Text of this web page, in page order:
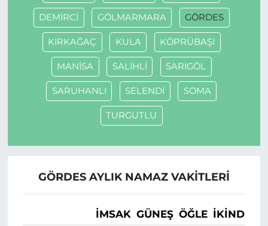
DEMİRCİ GÖLMARMARA GÖRDES
KIRKAĞAÇ KULA KÖPRÜBAŞI
MANİSA SALİHLİ SARIGÖL
SARUHANLI SELENDİ SOMA
TURGUTLU
GÖRDES AYLIK NAMAZ VAKITLERI
İMSAK GÜNEŞ ÖĞLE İKINDI